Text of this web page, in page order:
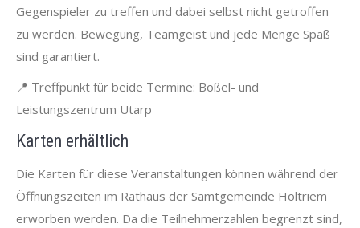
Gegenspieler zu treffen und dabei selbst nicht getroffen
zu werden. Bewegung, Teamgeist und jede Menge Spaß
sind garantiert.
📍 Treffpunkt für beide Termine: Boßel- und
Leistungszentrum Utarp
Karten erhältlich
Die Karten für diese Veranstaltungen können während der
Öffnungszeiten im Rathaus der Samtgemeinde Holtriem
erworben werden. Da die Teilnehmerzahlen begrenzt sind,